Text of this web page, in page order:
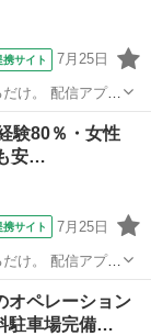
携サイト 7月25日
け。 配信アプリ
お仕事です。
フ
験80％・女性
安…
携サイト 7月25日
け。 配信アプリ
お仕事です。
オペレーション
駐車場完備…